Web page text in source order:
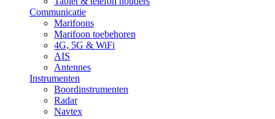
Communicatie
Marifoons
Marifoon toebehoren
4G, 5G & WiFi
AIS
Antennes
Instrumenten
Boordinstrumenten
Radar
Navtex